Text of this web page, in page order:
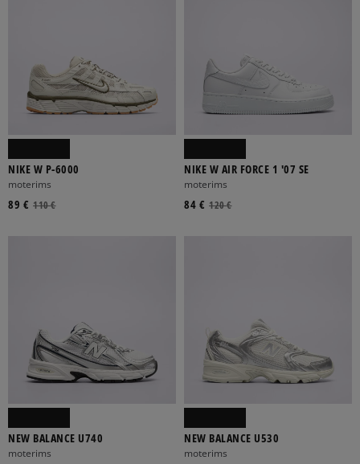
NIKE W P-6000
moterims
110 €
89 €
NIKE W AIR FORCE 1 '07 SE
moterims
120 €
84 €
NEW BALANCE U740
moterims
NEW BALANCE U530
moterims